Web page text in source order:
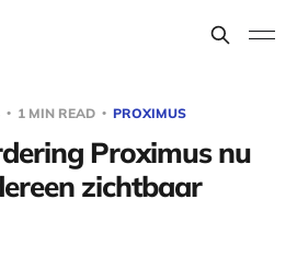
1 MIN READ PROXIMUS
Proximus nu
zichtbaar